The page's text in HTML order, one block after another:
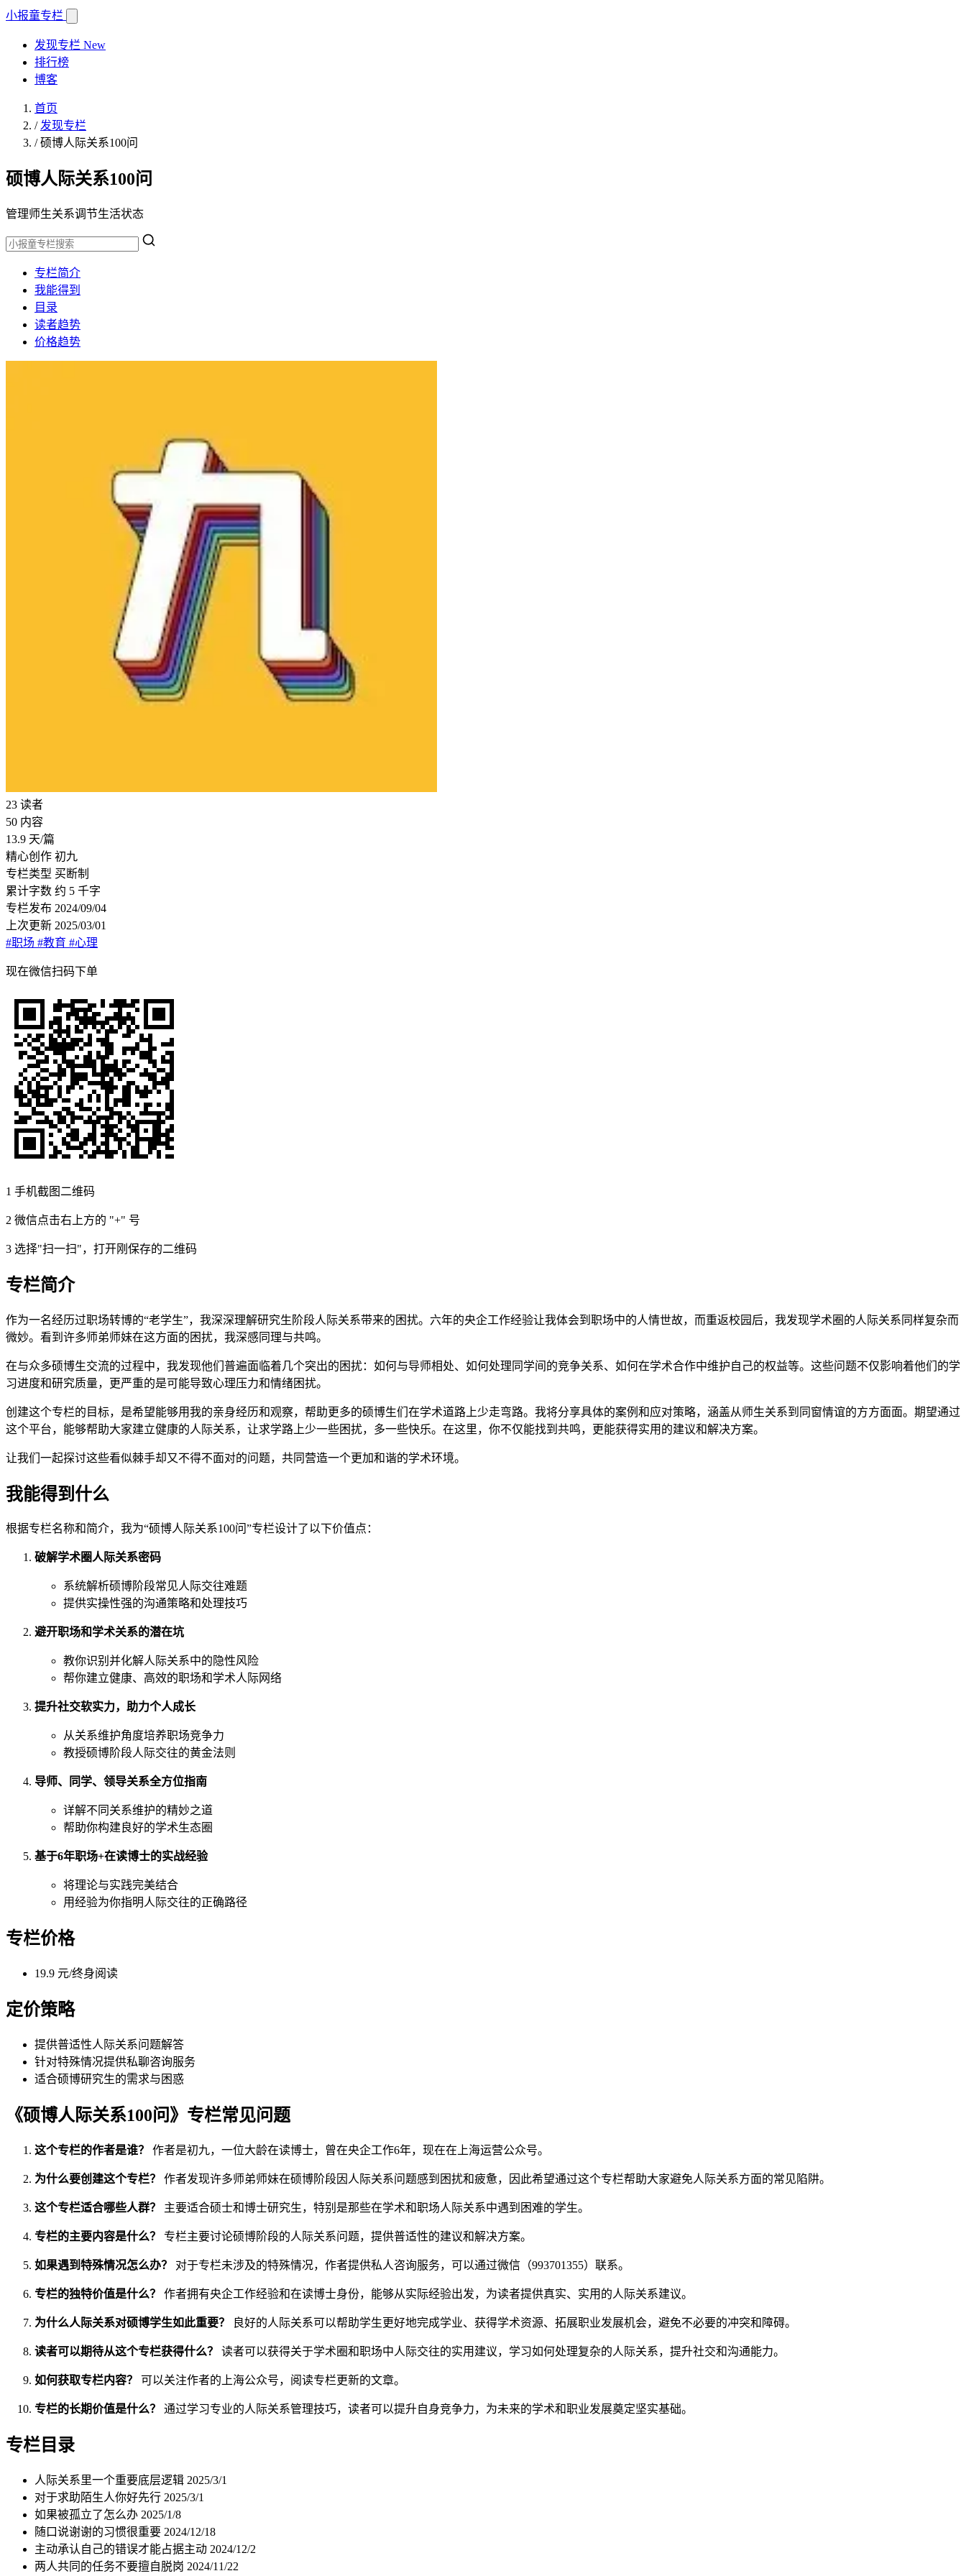
小报童专栏
发现专栏 New
排行榜
博客
首页
/ 发现专栏
/硕博人际关系100问
硕博人际关系100问
管理师生关系调节生活状态
专栏简介
我能得到
目录
读者趋势
价格趋势
23 读者
50 内容
13.9 天/篇
精心创作 初九
专栏类型 买断制
累计字数 约 5 千字
专栏发布 2024/09/04
上次更新 2025/03/01
#职场 #教育 #心理
现在微信扫码下单
1 手机截图二维码
2 微信点击右上方的 "+" 号
3 选择"扫一扫"，打开刚保存的二维码
专栏简介
作为一名经历过职场转博的“老学生”，我深深理解研究生阶段人际关系带来的困扰。六年的央企工作经验让我体会到职场中的人情世故，而重返校园后，我发现学术圈的人际关系同样复杂而
微妙。看到许多师弟师妹在这方面的困扰，我深感同理与共鸣。
在与众多硕博生交流的过程中，我发现他们普遍面临着几个突出的困扰：如何与导师相处、如何处理同学间的竞争关系、如何在学术合作中维护自己的权益等。这些问题不仅影响着他们的学
习进度和研究质量，更严重的是可能导致心理压力和情绪困扰。
创建这个专栏的目标，是希望能够用我的亲身经历和观察，帮助更多的硕博生们在学术道路上少走弯路。我将分享具体的案例和应对策略，涵盖从师生关系到同窗情谊的方方面面。期望通过
这个平台，能够帮助大家建立健康的人际关系，让求学路上少一些困扰，多一些快乐。在这里，你不仅能找到共鸣，更能获得实用的建议和解决方案。
让我们一起探讨这些看似棘手却又不得不面对的问题，共同营造一个更加和谐的学术环境。
我能得到什么
根据专栏名称和简介，我为“硕博人际关系100问”专栏设计了以下价值点：
破解学术圈人际关系密码
系统解析硕博阶段常见人际交往难题
提供实操性强的沟通策略和处理技巧
避开职场和学术关系的潜在坑
教你识别并化解人际关系中的隐性风险
帮你建立健康、高效的职场和学术人际网络
提升社交软实力，助力个人成长
从关系维护角度培养职场竞争力
教授硕博阶段人际交往的黄金法则
导师、同学、领导关系全方位指南
详解不同关系维护的精妙之道
帮助你构建良好的学术生态圈
基于6年职场+在读博士的实战经验
将理论与实践完美结合
用经验为你指明人际交往的正确路径
专栏价格
19.9 元/终身阅读
定价策略
提供普适性人际关系问题解答
针对特殊情况提供私聊咨询服务
适合硕博研究生的需求与困惑
《硕博人际关系100问》专栏常见问题
这个专栏的作者是谁？ 作者是初九，一位大龄在读博士，曾在央企工作6年，现在在上海运营公众号。
为什么要创建这个专栏？ 作者发现许多师弟师妹在硕博阶段因人际关系问题感到困扰和疲惫，因此希望通过这个专栏帮助大家避免人际关系方面的常见陷阱。
这个专栏适合哪些人群？ 主要适合硕士和博士研究生，特别是那些在学术和职场人际关系中遇到困难的学生。
专栏的主要内容是什么？ 专栏主要讨论硕博阶段的人际关系问题，提供普适性的建议和解决方案。
如果遇到特殊情况怎么办？ 对于专栏未涉及的特殊情况，作者提供私人咨询服务，可以通过微信（993701355）联系。
专栏的独特价值是什么？ 作者拥有央企工作经验和在读博士身份，能够从实际经验出发，为读者提供真实、实用的人际关系建议。
为什么人际关系对硕博学生如此重要？ 良好的人际关系可以帮助学生更好地完成学业、获得学术资源、拓展职业发展机会，避免不必要的冲突和障碍。
读者可以期待从这个专栏获得什么？ 读者可以获得关于学术圈和职场中人际交往的实用建议，学习如何处理复杂的人际关系，提升社交和沟通能力。
如何获取专栏内容？ 可以关注作者的上海公众号，阅读专栏更新的文章。
专栏的长期价值是什么？ 通过学习专业的人际关系管理技巧，读者可以提升自身竞争力，为未来的学术和职业发展奠定坚实基础。
专栏目录
人际关系里一个重要底层逻辑 2025/3/1
对于求助陌生人你好先行 2025/3/1
如果被孤立了怎么办 2025/1/8
随口说谢谢的习惯很重要 2024/12/18
主动承认自己的错误才能占据主动 2024/12/2
两人共同的任务不要擅自脱岗 2024/11/22